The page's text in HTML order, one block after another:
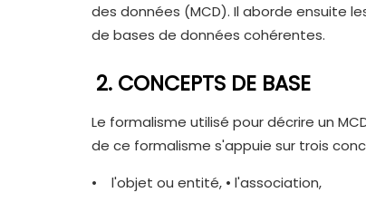
des données (MCD). Il aborde ensuite
de bases de données cohérentes.
2. CONCEPTS DE BASE
Le formalisme utilisé pour décrire un
de ce formalisme s'appuie sur trois
• l'objet ou entité, • l'association,